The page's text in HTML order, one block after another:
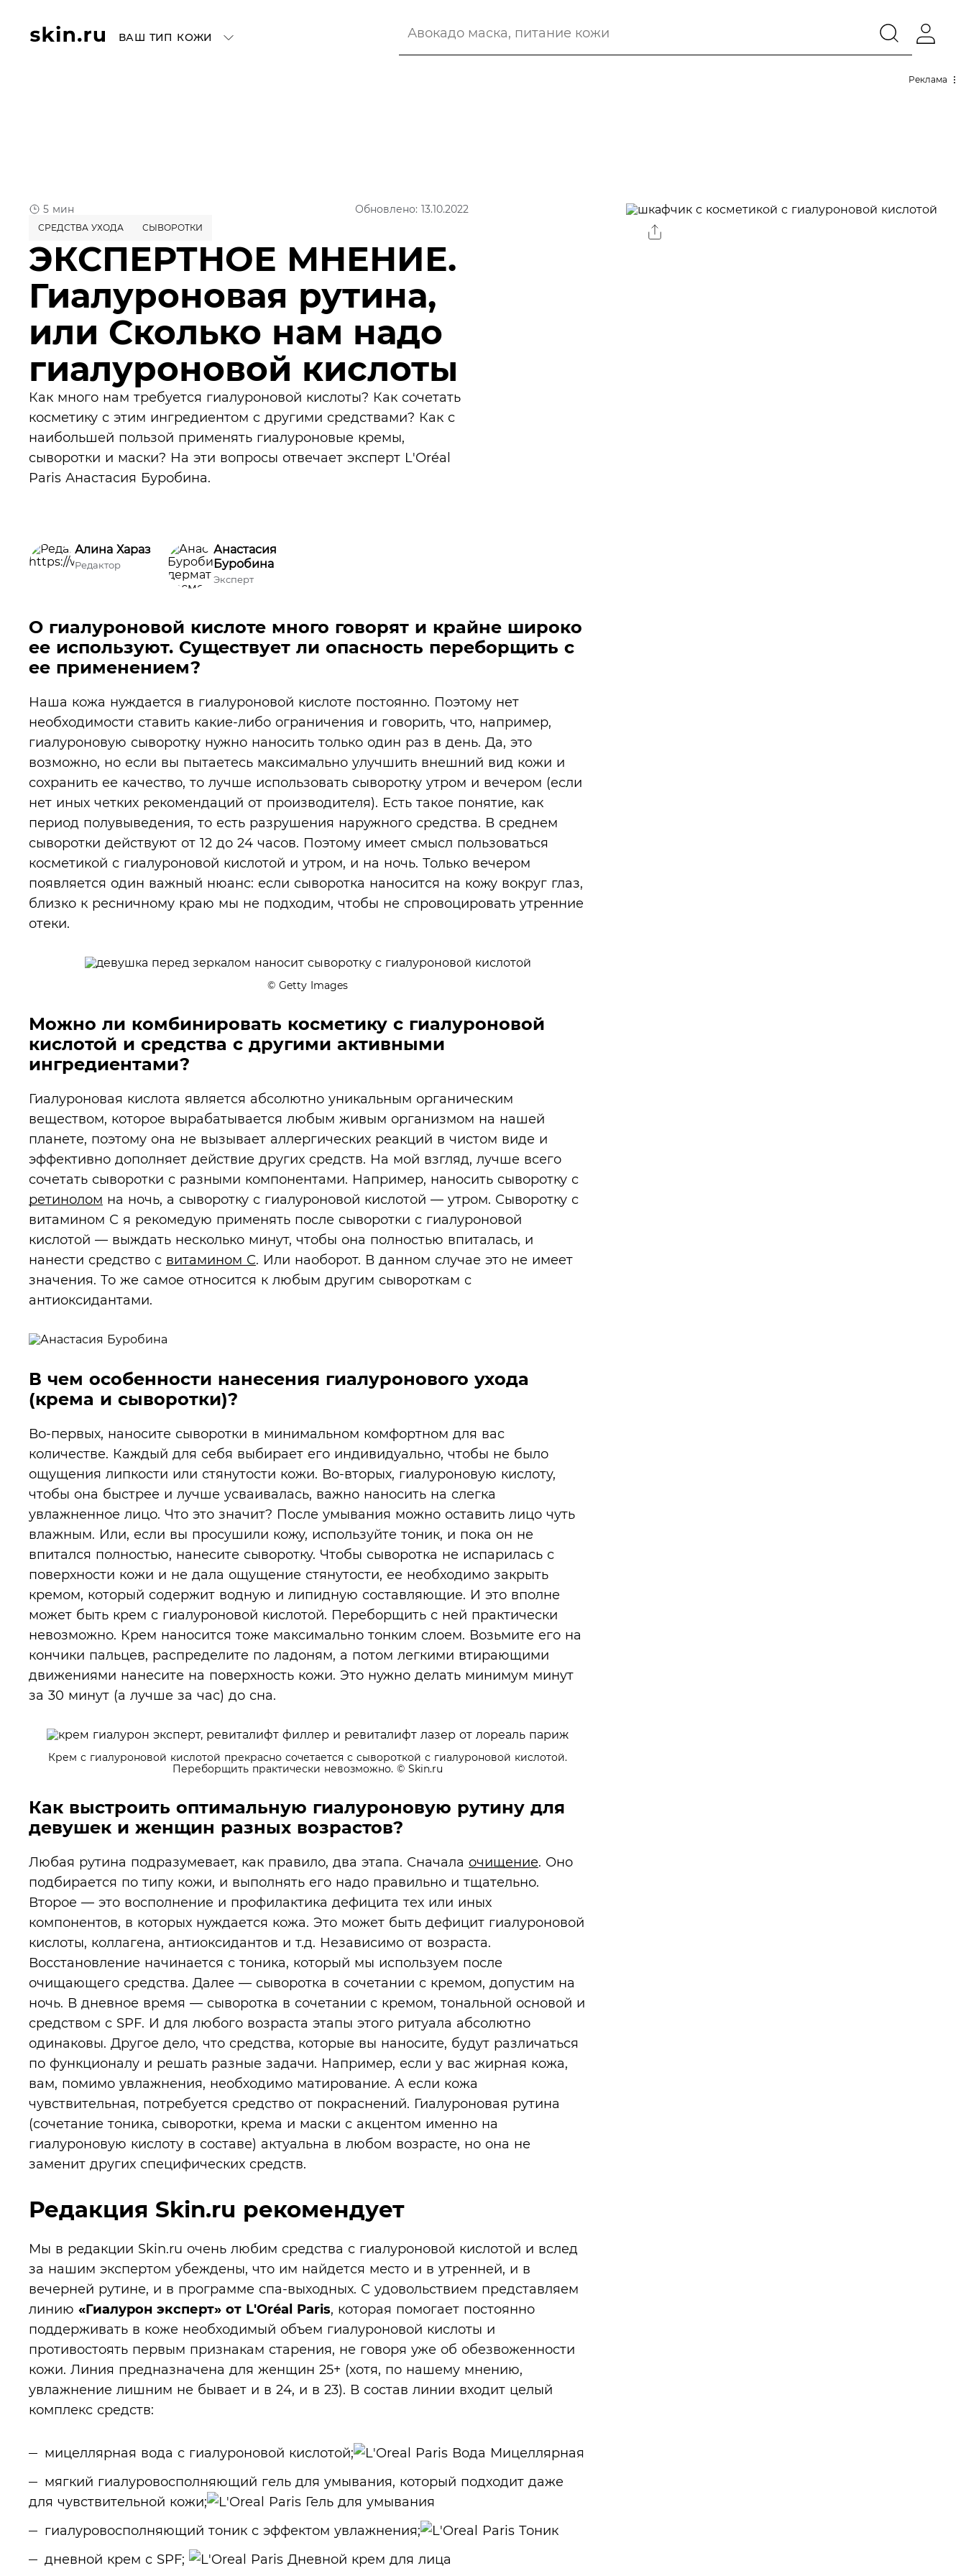
ВАШ ТИП КОЖИ
Реклама
5 мин Обновлено: 13.10.2022
СРЕДСТВА УХОДА СЫВОРОТКИ
ЭКСПЕРТНОЕ МНЕНИЕ.
Гиалуроновая рутина,
или Сколько нам надо
гиалуроновой кислоты
Как много нам требуется гиалуроновой кислоты? Как сочетать
косметику с этим ингредиентом c другими средствами? Как с
наибольшей пользой применять гиалуроновые кремы,
сыворотки и маски? На эти вопросы отвечает эксперт L'Oréal
Paris Анастасия Буробина.
Алина Хараз
Редактор
Анастасия
Буробина
Эксперт
О гиалуроновой кислоте много говорят и крайне широко
ее используют. Существует ли опасность переборщить с
ее применением?
Наша кожа нуждается в гиалуроновой кислоте постоянно. Поэтому нет
необходимости ставить какие-либо ограничения и говорить, что, например,
гиалуроновую сыворотку нужно наносить только один раз в день. Да, это
возможно, но если вы пытаетесь максимально улучшить внешний вид кожи и
сохранить ее качество, то лучше использовать сыворотку утром и вечером (если
нет иных четких рекомендаций от производителя). Есть такое понятие, как
период полувыведения, то есть разрушения наружного средства. В среднем
сыворотки действуют от 12 до 24 часов. Поэтому имеет смысл пользоваться
косметикой с гиалуроновой кислотой и утром, и на ночь. Только вечером
появляется один важный нюанс: если сыворотка наносится на кожу вокруг глаз,
близко к ресничному краю мы не подходим, чтобы не спровоцировать утренние
отеки.
© Getty Images
Можно ли комбинировать косметику с гиалуроновой
кислотой и средства с другими активными
ингредиентами?
Гиалуроновая кислота является абсолютно уникальным органическим
веществом, которое вырабатывается любым живым организмом на нашей
планете, поэтому она не вызывает аллергических реакций в чистом виде и
эффективно дополняет действие других средств. На мой взгляд, лучше всего
сочетать сыворотки с разными компонентами. Например, наносить сыворотку с
ретинолом на ночь, а сыворотку с гиалуроновой кислотой — утром. Сыворотку с
витамином С я рекомедую применять после сыворотки с гиалуроновой
кислотой — выждать несколько минут, чтобы она полностью впиталась, и
нанести средство с витамином С. Или наоборот. В данном случае это не имеет
значения. То же самое относится к любым другим сывороткам с
антиоксидантами.
В чем особенности нанесения гиалуронового ухода
(крема и сыворотки)?
Во-первых, наносите сыворотки в минимальном комфортном для вас
количестве. Каждый для себя выбирает его индивидуально, чтобы не было
ощущения липкости или стянутости кожи. Во-вторых, гиалуроновую кислоту,
чтобы она быстрее и лучше усваивалась, важно наносить на слегка
увлажненное лицо. Что это значит? После умывания можно оставить лицо чуть
влажным. Или, если вы просушили кожу, используйте тоник, и пока он не
впитался полностью, нанесите сыворотку. Чтобы сыворотка не испарилась с
поверхности кожи и не дала ощущение стянутости, ее необходимо закрыть
кремом, который содержит водную и липидную составляющие. И это вполне
может быть крем с гиалуроновой кислотой. Переборщить с ней практически
невозможно. Крем наносится тоже максимально тонким слоем. Возьмите его на
кончики пальцев, распределите по ладоням, а потом легкими втирающими
движениями нанесите на поверхность кожи. Это нужно делать минимум минут
за 30 минут (а лучше за час) до сна.
Крем с гиалуроновой кислотой прекрасно сочетается с сывороткой с гиалуроновой кислотой.
Переборщить практически невозможно. © Skin.ru
Как выстроить оптимальную гиалуроновую рутину для
девушек и женщин разных возрастов?
Любая рутина подразумевает, как правило, два этапа. Сначала очищение. Оно
подбирается по типу кожи, и выполнять его надо правильно и тщательно.
Второе — это восполнение и профилактика дефицита тех или иных
компонентов, в которых нуждается кожа. Это может быть дефицит гиалуроновой
кислоты, коллагена, антиоксидантов и т.д. Независимо от возраста.
Восстановление начинается с тоника, который мы используем после
очищающего средства. Далее — сыворотка в сочетании с кремом, допустим на
ночь. В дневное время — сыворотка в сочетании с кремом, тональной основой и
средством с SPF. И для любого возраста этапы этого ритуала абсолютно
одинаковы. Другое дело, что средства, которые вы наносите, будут различаться
по функционалу и решать разные задачи. Например, если у вас жирная кожа,
вам, помимо увлажнения, необходимо матирование. А если кожа
чувствительная, потребуется средство от покраснений. Гиалуроновая рутина
(сочетание тоника, сыворотки, крема и маски с акцентом именно на
гиалуроновую кислоту в составе) актуальна в любом возрасте, но она не
заменит других специфических средств.
Редакция Skin.ru рекомендует
Мы в редакции Skin.ru очень любим средства с гиалуроновой кислотой и вслед
за нашим экспертом убеждены, что им найдется место и в утренней, и в
вечерней рутине, и в программе спа-выходных. С удовольствием представляем
линию «Гиалурон эксперт» от L'Oréal Paris, которая помогает постоянно
поддерживать в коже необходимый объем гиалуроновой кислоты и
противостоять первым признакам старения, не говоря уже об обезвоженности
кожи. Линия предназначена для женщин 25+ (хотя, по нашему мнению,
увлажнение лишним не бывает и в 24, и в 23). В состав линии входит целый
комплекс средств:
мицеллярная вода с гиалуроновой кислотой;
мягкий гиалуровосполняющий гель для умывания, который подходит даже
для чувствительной кожи;
гиалуровосполняющий тоник с эффектом увлажнения;
дневной крем с SPF;